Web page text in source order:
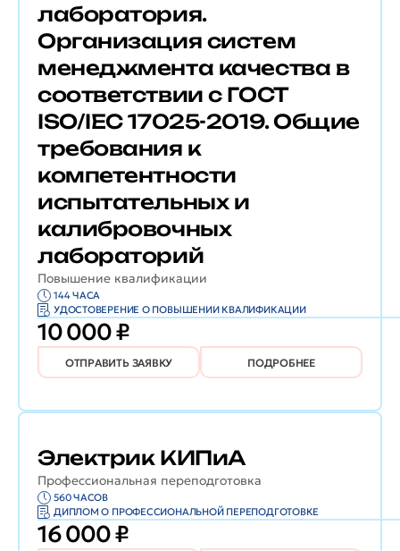
Повышение квалификации
лаборатория.
Организация систем
менеджмента качества в
соответствии с ГОСТ
ISO/IEC 17025-2019. Общие
требования к
компетентности
испытательных и
калибровочных
лабораторий
144 ЧАСА
УДОСТОВЕРЕНИЕ О ПОВЫШЕНИИ КВАЛИФИКАЦИИ
10 000 ₽
ОТПРАВИТЬ ЗАЯВКУ ПОДРОБНЕЕ
Профессиональная переподготовка
Электрик КИПиА
560 ЧАСОВ
ДИПЛОМ О ПРОФЕССИОНАЛЬНОЙ ПЕРЕПОДГОТОВКЕ
16 000 ₽